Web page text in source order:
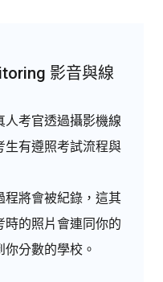
影音與線
人考官透過攝影機線
生有遵照考試流程與
程將會被紀錄，這其
時的照片會連同你的
分數的學校。